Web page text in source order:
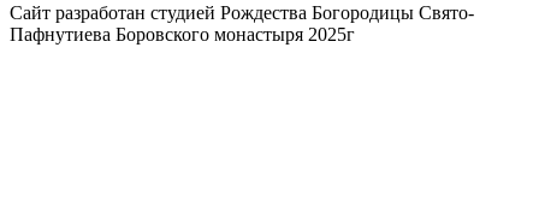
Сайт разработан студией Рождества Богородицы Свято-
Пафнутиева Боровского монастыря 2025г